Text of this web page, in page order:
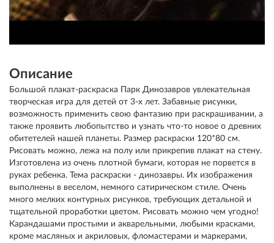
Описание
Большой плакат-раскраска Парк Динозавров увлекательная
творческая игра для детей от 3-х лет. Забавные рисунки,
возможность применить свою фантазию при раскрашивании, а
также проявить любопытство и узнать что-то новое о древних
обитетелей нашей планеты. Размер раскраски 120*80 см.
Рисовать можно, лежа на полу или прикрепив плакат на стену.
Изготовлена из очень плотной бумаги, которая не порвется в
руках ребенка. Тема раскраски - динозавры. Их изображения
выполнены в веселом, немного сатирическом стиле. Очень
много мелких контурных рисунков, требующих детальной и
тщательной проработки цветом. Рисовать можно чем угодно!
Карандашами простыми и акварельными, любыми красками,
кроме масляных и акриловых, фломастерами и маркерами,